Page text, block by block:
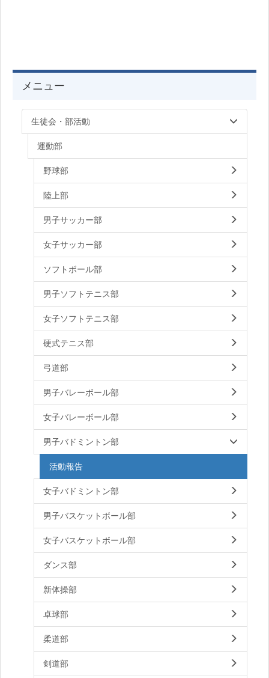
メニュー
生徒会・部活動
運動部
野球部
陸上部
男子サッカー部
女子サッカー部
ソフトボール部
男子ソフトテニス部
女子ソフトテニス部
硬式テニス部
弓道部
男子バレーボール部
女子バレーボール部
男子バドミントン部
活動報告
女子バドミントン部
男子バスケットボール部
女子バスケットボール部
ダンス部
新体操部
卓球部
柔道部
剣道部